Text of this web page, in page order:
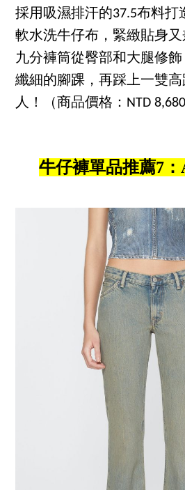
採用吸濕排汗的37.5布料打
軟水洗牛仔布，緊緻貼身
九分褲筒從臀部和大腿修
纖細的腳踝，再踩上一雙
人！（商品價格：NTD 8,680
牛仔褲單品推薦7：